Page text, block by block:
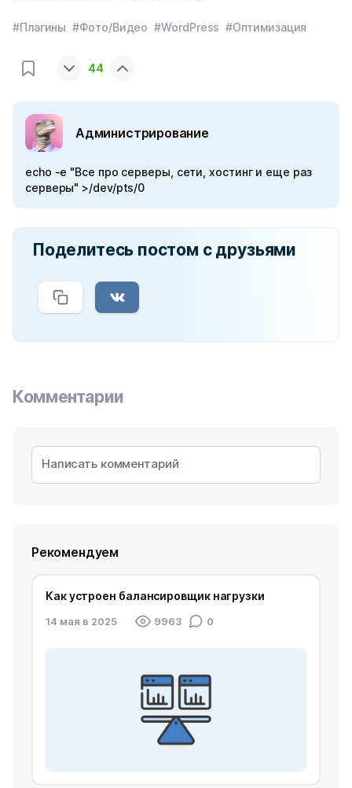
#Плагины #Фото/Видео #WordPress #Оптимизация
44
Администрирование
echo -e "Все про серверы, сети, хостинг и еще раз
серверы" >/dev/pts/0
Поделитесь постом с друзьями
Комментарии
Рекомендуем
Как устроен балансировщик нагрузки
14 мая в 2025 9963 0